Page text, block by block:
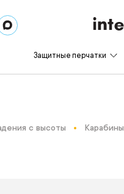
Защитные перчатки
с высоты Карабины